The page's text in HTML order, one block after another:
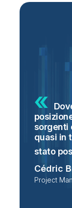
sorgenti
quasi in
stato
Cédric
Project